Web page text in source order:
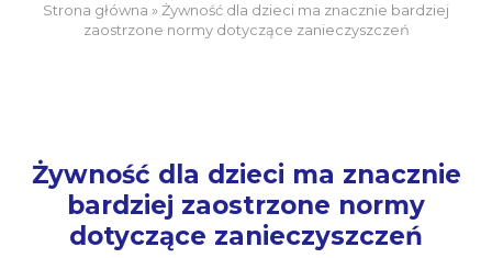
Strona główna »Żywność dla dzieci ma znacznie bardziej
zaostrzone normy dotyczące zanieczyszczeń
Żywność dla dzieci ma znacznie
bardziej zaostrzone normy
dotyczące zanieczyszczeń